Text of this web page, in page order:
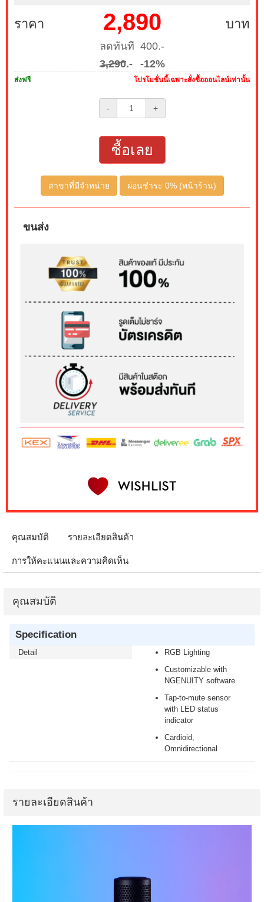
ราคา บาท
2,890
ลดทันที 400.-
3,290.- -12%
ส่งฟรี โปรโมชั่นนี้เฉพาะสั่งซื้อออนไลน์เท่านั้น
- +
ซื้อเลย
สาขาที่มีจำหน่าย ผ่อนชำระ 0% (หน้าร้าน)
ขนส่ง
คุณสมบัติ รายละเอียดสินค้า
การให้คะแนนและความคิดเห็น
คุณสมบัติ
Specification
Detail
RGB Lighting
Customizable with
NGENUITY software
Tap-to-mute sensor
with LED status
indicator
Cardioid,
Omnidirectional
รายละเอียดสินค้า